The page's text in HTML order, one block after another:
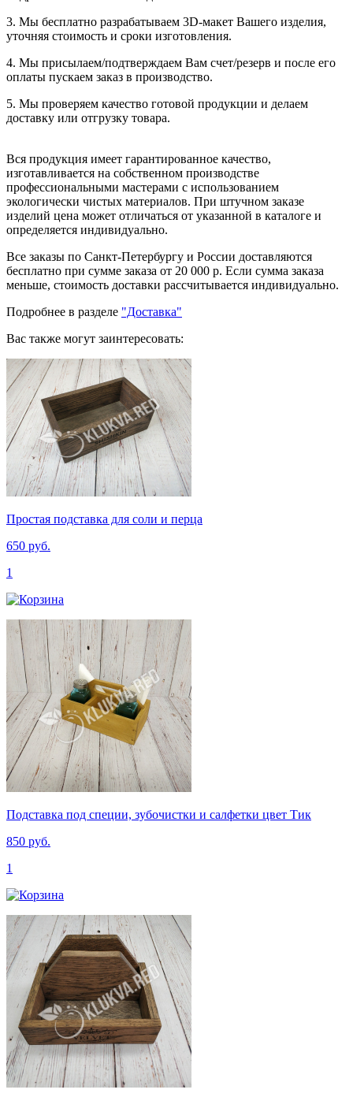
3. Мы бесплатно разрабатываем 3D-макет Вашего изделия,
уточняя стоимость и сроки изготовления.
4. Мы присылаем/подтверждаем Вам счет/резерв и после его
оплаты пускаем заказ в производство.
5. Мы проверяем качество готовой продукции и делаем
доставку или отгрузку товара.
Вся продукция имеет гарантированное качество,
изготавливается на собственном производстве
профессиональными мастерами с использованием
экологически чистых материалов. При штучном заказе
изделий цена может отличаться от указанной в каталоге и
определяется индивидуально.
Все заказы по Санкт-Петербургу и России доставляются
бесплатно при сумме заказа от 20 000 р. Если сумма заказа
меньше, стоимость доставки рассчитывается индивидуально.
Подробнее в разделе "Доставка"
Вас также могут заинтересовать:
Простая подставка для соли и перца
650 руб.
1
Подставка под специи, зубочистки и салфетки цвет Тик
850 руб.
1